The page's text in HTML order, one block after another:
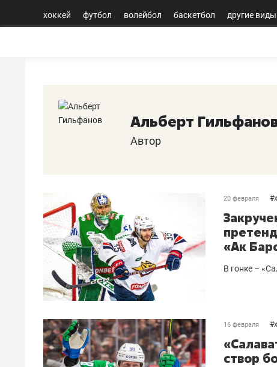
хоккей футбол волейбол баскетбол другие виды
Альберт
Автор
20 февраля #
«Ак
В гонке –
16 февраля #
створ